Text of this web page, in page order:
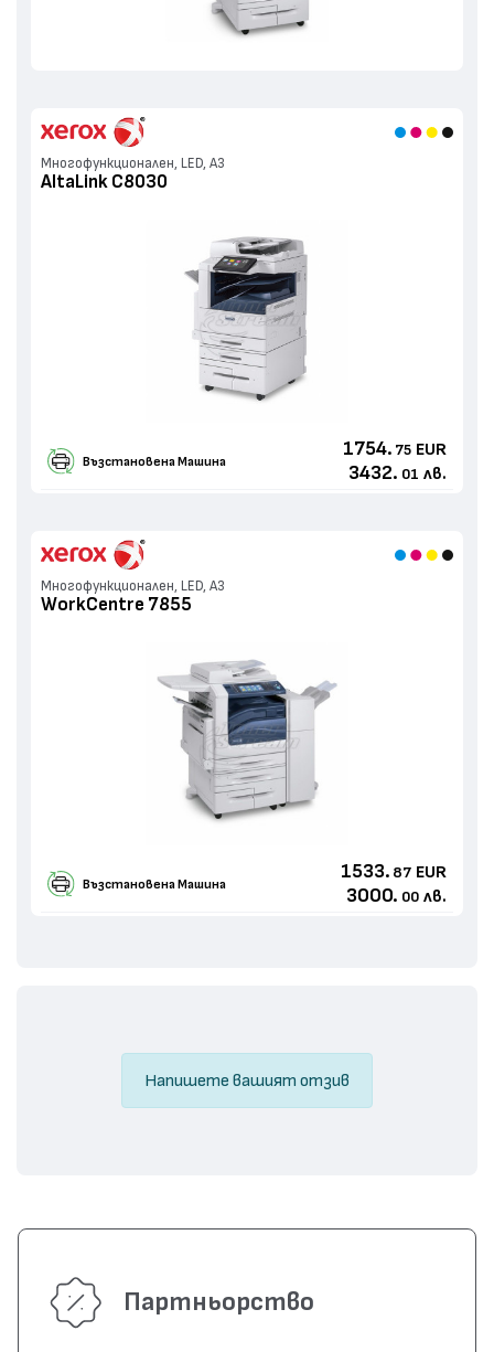
Многофункционален, LED, А3
AltaLink C8030
Възстановенa Машина
1754. 75 EUR
3432. 01 лв.
Многофункционален, LED, А3
WorkCentre 7855
Възстановенa Машина
1533. 87 EUR
3000. 00 лв.
Напишете вашият отзив
Партньорство